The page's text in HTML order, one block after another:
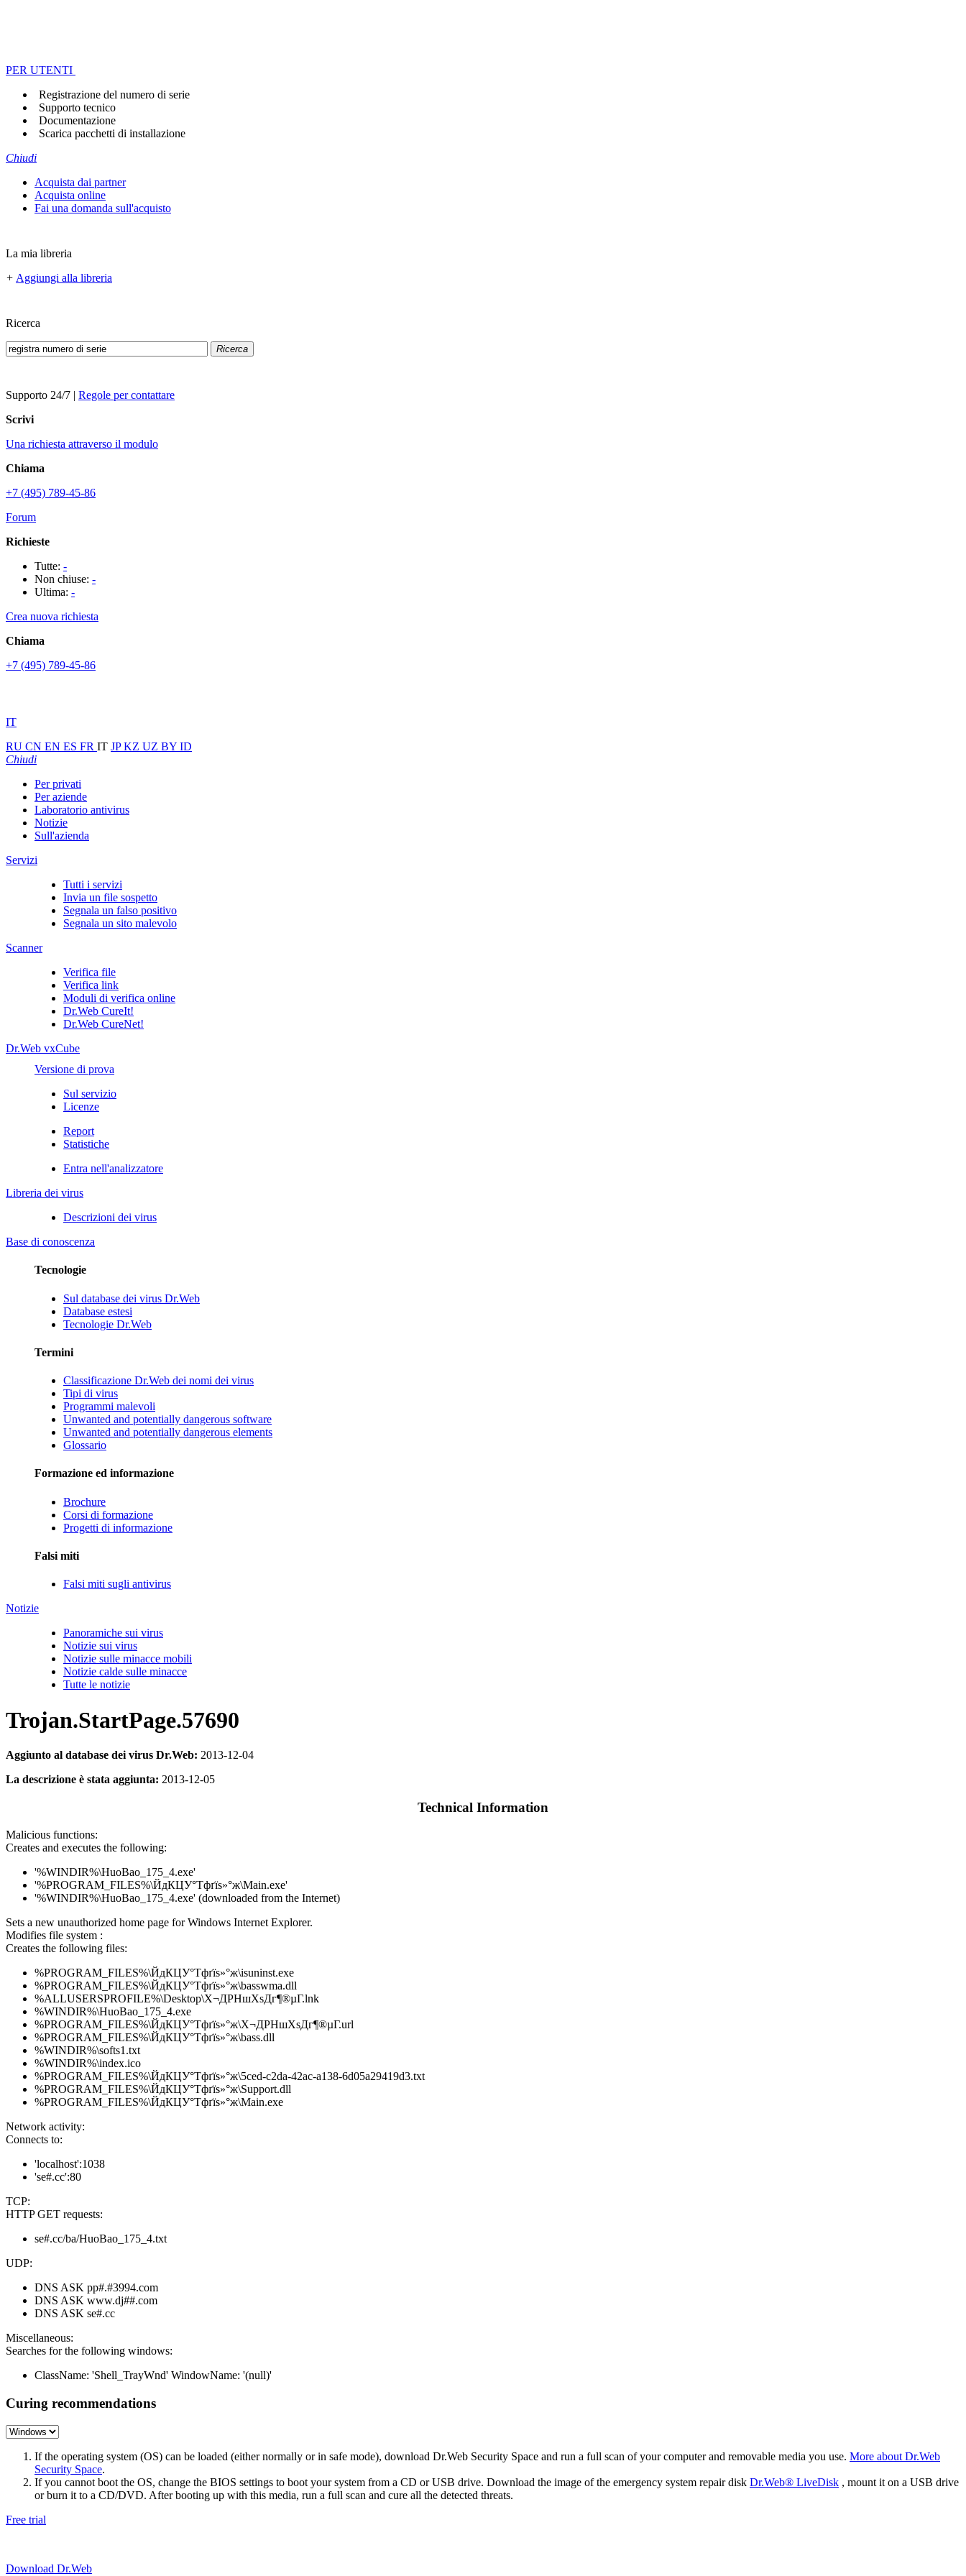
PER UTENTI
Registrazione del numero di serie
Supporto tecnico
Documentazione
Scarica pacchetti di installazione
Chiudi
Acquista dai partner
Acquista online
Fai una domanda sull'acquisto
La mia libreria
+ Aggiungi alla libreria
Ricerca
Ricerca
Supporto 24/7 | Regole per contattare
Scrivi
Una richiesta attraverso il modulo
Chiama
+7 (495) 789-45-86
Forum
Richieste
Tutte: -
Non chiuse: -
Ultima: -
Crea nuova richiesta
Chiama
+7 (495) 789-45-86
IT
RU CN EN ES FR IT JPKZ UZ BY ID
Chiudi
Per privati
Per aziende
Laboratorio antivirus
Notizie
Sull'azienda
Servizi
Tutti i servizi
Invia un file sospetto
Segnala un falso positivo
Segnala un sito malevolo
Scanner
Verifica file
Verifica link
Moduli di verifica online
Dr.Web CureIt!
Dr.Web CureNet!
Dr.Web vxCube
Versione di prova
Sul servizio
Licenze
Report
Statistiche
Entra nell'analizzatore
Libreria dei virus
Descrizioni dei virus
Base di conoscenza
Tecnologie
Sul database dei virus Dr.Web
Database estesi
Tecnologie Dr.Web
Termini
Classificazione Dr.Web dei nomi dei virus
Tipi di virus
Programmi malevoli
Unwanted and potentially dangerous software
Unwanted and potentially dangerous elements
Glossario
Formazione ed informazione
Brochure
Corsi di formazione
Progetti di informazione
Falsi miti
Falsi miti sugli antivirus
Notizie
Panoramiche sui virus
Notizie sui virus
Notizie sulle minacce mobili
Notizie calde sulle minacce
Tutte le notizie
Trojan.StartPage.57690
Aggiunto al database dei virus Dr.Web: 2013-12-04
La descrizione è stata aggiunta: 2013-12-05
Technical Information
Malicious functions:
Creates and executes the following:
'%WINDIR%\HuoBao_175_4.exe'
'%PROGRAM_FILES%\ЙдКЦУ°Тфґїѕ»°ж\Main.exe'
'%WINDIR%\HuoBao_175_4.exe' (downloaded from the Internet)
Sets a new unauthorized home page for Windows Internet Explorer.
Modifies file system :
Creates the following files:
%PROGRAM_FILES%\ЙдКЦУ°Тфґїѕ»°ж\isuninst.exe
%PROGRAM_FILES%\ЙдКЦУ°Тфґїѕ»°ж\basswma.dll
%ALLUSERSPROFILE%\Desktop\Х¬ДРНшХѕДг¶®µГ.lnk
%WINDIR%\HuoBao_175_4.exe
%PROGRAM_FILES%\ЙдКЦУ°Тфґїѕ»°ж\Х¬ДРНшХѕДг¶®µГ.url
%PROGRAM_FILES%\ЙдКЦУ°Тфґїѕ»°ж\bass.dll
%WINDIR%\softs1.txt
%WINDIR%\index.ico
%PROGRAM_FILES%\ЙдКЦУ°Тфґїѕ»°ж\5ced-c2da-42ac-a138-6d05a29419d3.txt
%PROGRAM_FILES%\ЙдКЦУ°Тфґїѕ»°ж\Support.dll
%PROGRAM_FILES%\ЙдКЦУ°Тфґїѕ»°ж\Main.exe
Network activity:
Connects to:
'localhost':1038
'se#.cc':80
TCP:
HTTP GET requests:
se#.cc/ba/HuoBao_175_4.txt
UDP:
DNS ASK pp#.#3994.com
DNS ASK www.dj##.com
DNS ASK se#.cc
Miscellaneous:
Searches for the following windows:
ClassName: 'Shell_TrayWnd' WindowName: '(null)'
Curing recommendations
If the operating system (OS) can be loaded (either normally or in safe mode), download Dr.Web Security Space and run a full scan of your computer and removable media you use. More about Dr.Web
Security Space.
If you cannot boot the OS, change the BIOS settings to boot your system from a CD or USB drive. Download the image of the emergency system repair disk Dr.Web® LiveDisk , mount it on a USB drive
or burn it to a CD/DVD. After booting up with this media, run a full scan and cure all the detected threats.
Free trial
Download Dr.Web